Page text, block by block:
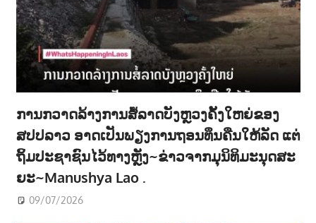
ການກວາດລ້າງການສໍ້ລາດບັງຫຼວງຄັ້ງໃຫຍ່ຂອງ
ສປປລາວ ອາດເປັນພຽງການຖອນທຶນຄືນໃຫ້ລັດ ແຕ່
ຖິ້ມປະຊາຊົນໄວ້ທາງຫຼັງ~ຂ່າວຈາກມຸນິທິມະນຸດສະ
ຍະ~Manushya Lao .
09/07/2026